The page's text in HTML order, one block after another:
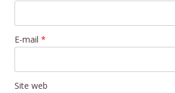
E-mail *
Site web